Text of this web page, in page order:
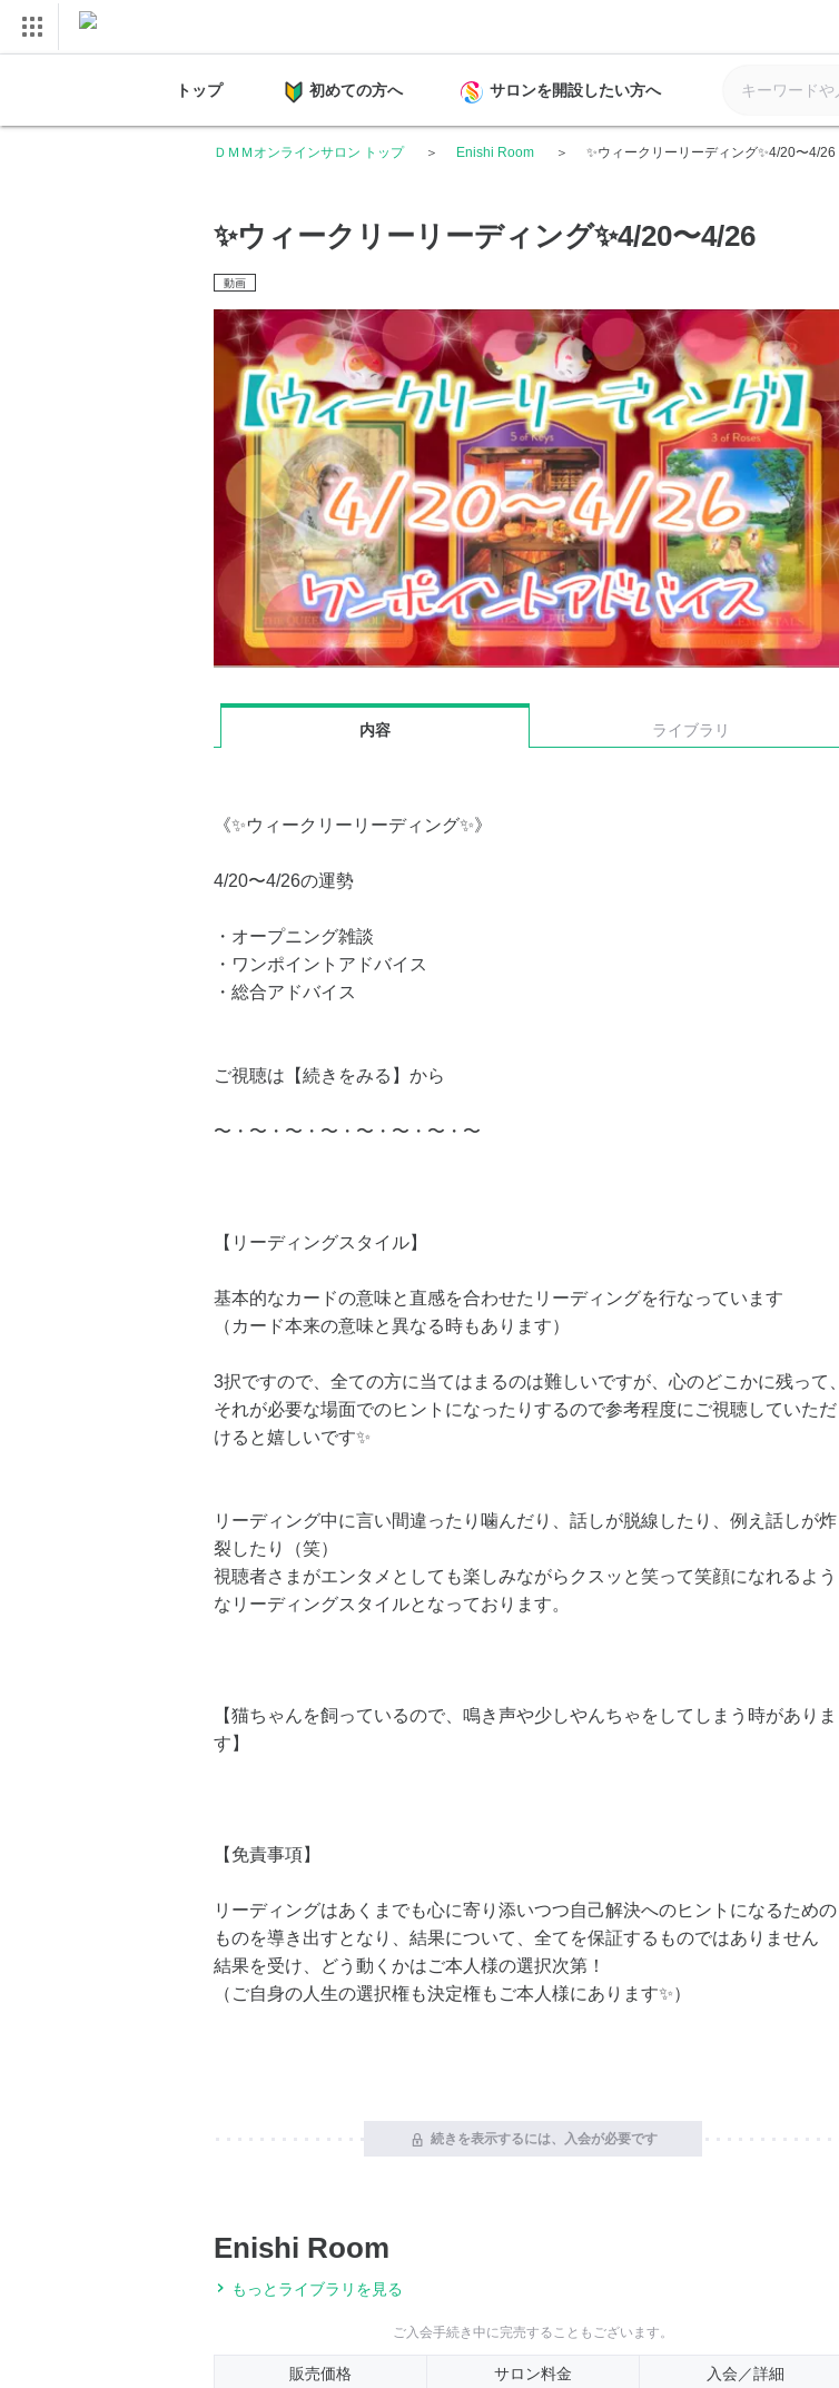
トップ 初めての方へ サロンを開設したい方へ
ＤＭＭオンラインサロン トップ Enishi Room ✨ウィークリーリーディング✨4/20〜4/26
✨ウィークリーリーディング✨4/20〜4/26
動画
内容 ライブラリ
《✨ウィークリーリーディング✨》
4/20〜4/26の運勢
・オープニング雑談
・ワンポイントアドバイス
・総合アドバイス
ご視聴は【続きをみる】から
〜・〜・〜・〜・〜・〜・〜・〜
【リーディングスタイル】
基本的なカードの意味と直感を合わせたリーディングを行なっています
（カード本来の意味と異なる時もあります）
3択ですので、全ての方に当てはまるのは難しいですが、心のどこかに残って、
それが必要な場面でのヒントになったりするので参考程度にご視聴していただ
けると嬉しいです✨
リーディング中に言い間違ったり噛んだり、話しが脱線したり、例え話しが炸
裂したり（笑）
視聴者さまがエンタメとしても楽しみながらクスッと笑って笑顔になれるよう
なリーディングスタイルとなっております。
【猫ちゃんを飼っているので、鳴き声や少しやんちゃをしてしまう時がありま
す】
【免責事項】
リーディングはあくまでも心に寄り添いつつ自己解決へのヒントになるための
ものを導き出すとなり、結果について、全てを保証するものではありません
結果を受け、どう動くかはご本人様の選択次第！
（ご自身の人生の選択権も決定権もご本人様にあります✨）
続きを表示するには、入会が必要です
Enishi Room
もっとライブラリを見る
ご入会手続き中に完売することもございます。
販売価格 サロン料金 入会／詳細